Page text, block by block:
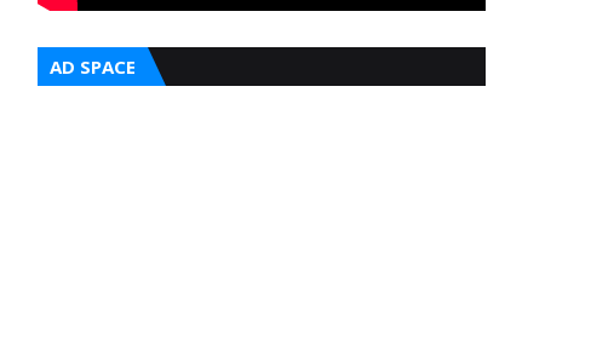
AD SPACE